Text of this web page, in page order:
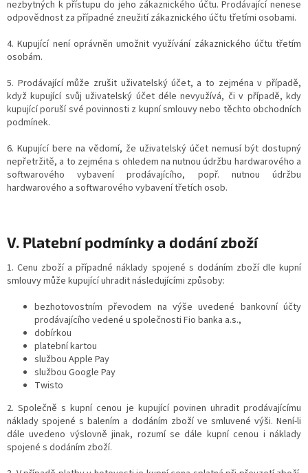
nezbytných k přístupu do jeho zákaznického účtu. Prodávající nenese
odpovědnost za případné zneužití zákaznického účtu třetími osobami.
4. Kupující není oprávněn umožnit využívání zákaznického účtu třetím
osobám.
5. Prodávající může zrušit uživatelský účet, a to zejména v případě,
když kupující svůj uživatelský účet déle nevyužívá, či v případě, kdy
kupující poruší své povinnosti z kupní smlouvy nebo těchto obchodních
podmínek.
6. Kupující bere na vědomí, že uživatelský účet nemusí být dostupný
nepřetržitě, a to zejména s ohledem na nutnou údržbu hardwarového a
softwarového vybavení prodávajícího, popř. nutnou údržbu
hardwarového a softwarového vybavení třetích osob.
V. Platební podmínky a dodání zboží
1. Cenu zboží a případné náklady spojené s dodáním zboží dle kupní
smlouvy může kupující uhradit následujícími způsoby:
bezhotovostním převodem na výše uvedené bankovní účty
prodávajícího vedené u společnosti Fio banka a.s.,
dobírkou
platební kartou
službou Apple Pay
službou Google Pay
Twisto
2. Společně s kupní cenou je kupující povinen uhradit prodávajícímu
náklady spojené s balením a dodáním zboží ve smluvené výši. Není-li
dále uvedeno výslovně jinak, rozumí se dále kupní cenou i náklady
spojené s dodáním zboží.